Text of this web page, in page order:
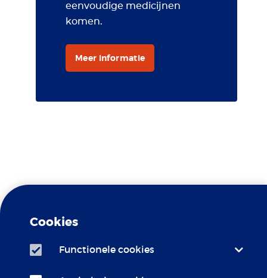
eenvoudige medicijnen
komen.
Meer informatie
Cookies
Functionele cookies